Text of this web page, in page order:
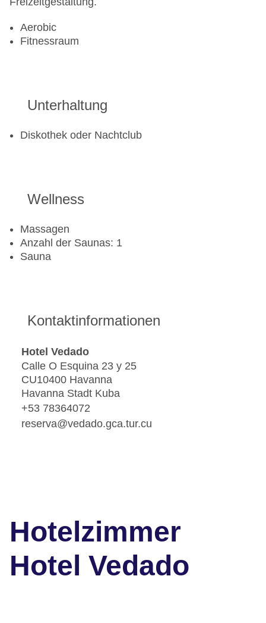
Aerobic
Fitnessraum
Unterhaltung
Diskothek oder Nachtclub
Wellness
Massagen
Anzahl der Saunas: 1
Sauna
Kontaktinformationen
Hotel Vedado
Calle O Esquina 23 y 25
CU10400 Havanna
Havanna Stadt Kuba
+53 78364072
reserva@vedado.gca.tur.cu
Hotelzimmer
Hotel Vedado